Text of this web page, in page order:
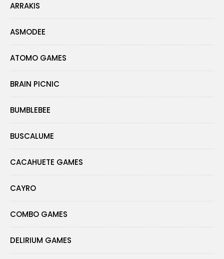
ARRAKIS
ASMODEE
ATOMO GAMES
BRAIN PICNIC
BUMBLEBEE
BUSCALUME
CACAHUETE GAMES
CAYRO
COMBO GAMES
DELIRIUM GAMES